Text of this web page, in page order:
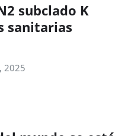
subclado K
sanitarias
2025